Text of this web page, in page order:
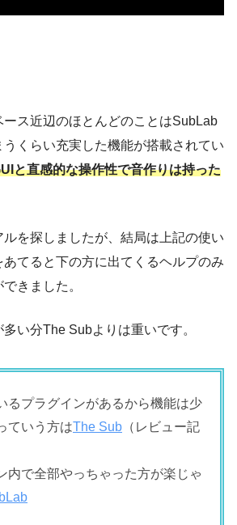
ース近辺のほとんどのことはSubLab
くらい充実した機能が搭載されてい
と直感的な操作性で音作りは持った
を探しましたが、結局は上記の使い
てると下の方に出てくるヘルプのみ
きました。
い分The Subよりは重いです。
るプラグインがあるから機能は少
ていう方はThe Sub （レビュー記
内で全部やっちゃった方が楽じゃ